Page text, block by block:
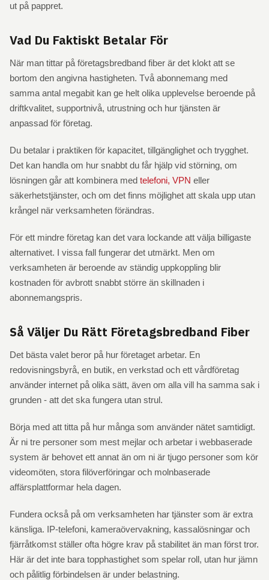
ut på pappret.
Vad Du Faktiskt Betalar För
När man tittar på företagsbredband fiber är det klokt att se
bortom den angivna hastigheten. Två abonnemang med
samma antal megabit kan ge helt olika upplevelse beroende på
driftkvalitet, supportnivå, utrustning och hur tjänsten är
anpassad för företag.
Du betalar i praktiken för kapacitet, tillgänglighet och trygghet.
Det kan handla om hur snabbt du får hjälp vid störning, om
lösningen går att kombinera med telefoni, VPN eller
säkerhetstjänster, och om det finns möjlighet att skala upp utan
krångel när verksamheten förändras.
För ett mindre företag kan det vara lockande att välja billigaste
alternativet. I vissa fall fungerar det utmärkt. Men om
verksamheten är beroende av ständig uppkoppling blir
kostnaden för avbrott snabbt större än skillnaden i
abonnemangspris.
Så Väljer Du Rätt Företagsbredband Fiber
Det bästa valet beror på hur företaget arbetar. En
redovisningsbyrå, en butik, en verkstad och ett vårdföretag
använder internet på olika sätt, även om alla vill ha samma sak i
grunden - att det ska fungera utan strul.
Börja med att titta på hur många som använder nätet samtidigt.
Är ni tre personer som mest mejlar och arbetar i webbaserade
system är behovet ett annat än om ni är tjugo personer som kör
videomöten, stora filöverföringar och molnbaserade
affärsplattformar hela dagen.
Fundera också på om verksamheten har tjänster som är extra
känsliga. IP-telefoni, kameraövervakning, kassalösningar och
fjärråtkomst ställer ofta högre krav på stabilitet än man först tror.
Här är det inte bara topphastighet som spelar roll, utan hur jämn
och pålitlig förbindelsen är under belastning.